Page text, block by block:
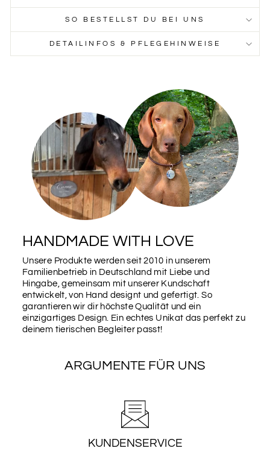
SO BESTELLST DU BEI UNS
DETAILINFOS & PFLEGEHINWEISE
HANDMADE WITH LOVE
Unsere Produkte werden seit 2010 in unserem
Familienbetrieb in Deutschland mit Liebe und
Hingabe, gemeinsam mit unserer Kundschaft
entwickelt, von Hand designt und gefertigt. So
garantieren wir dir höchste Qualität und ein
einzigartiges Design. Ein echtes Unikat das perfekt zu
deinem tierischen Begleiter passt!
ARGUMENTE FÜR UNS
KUNDENSERVICE